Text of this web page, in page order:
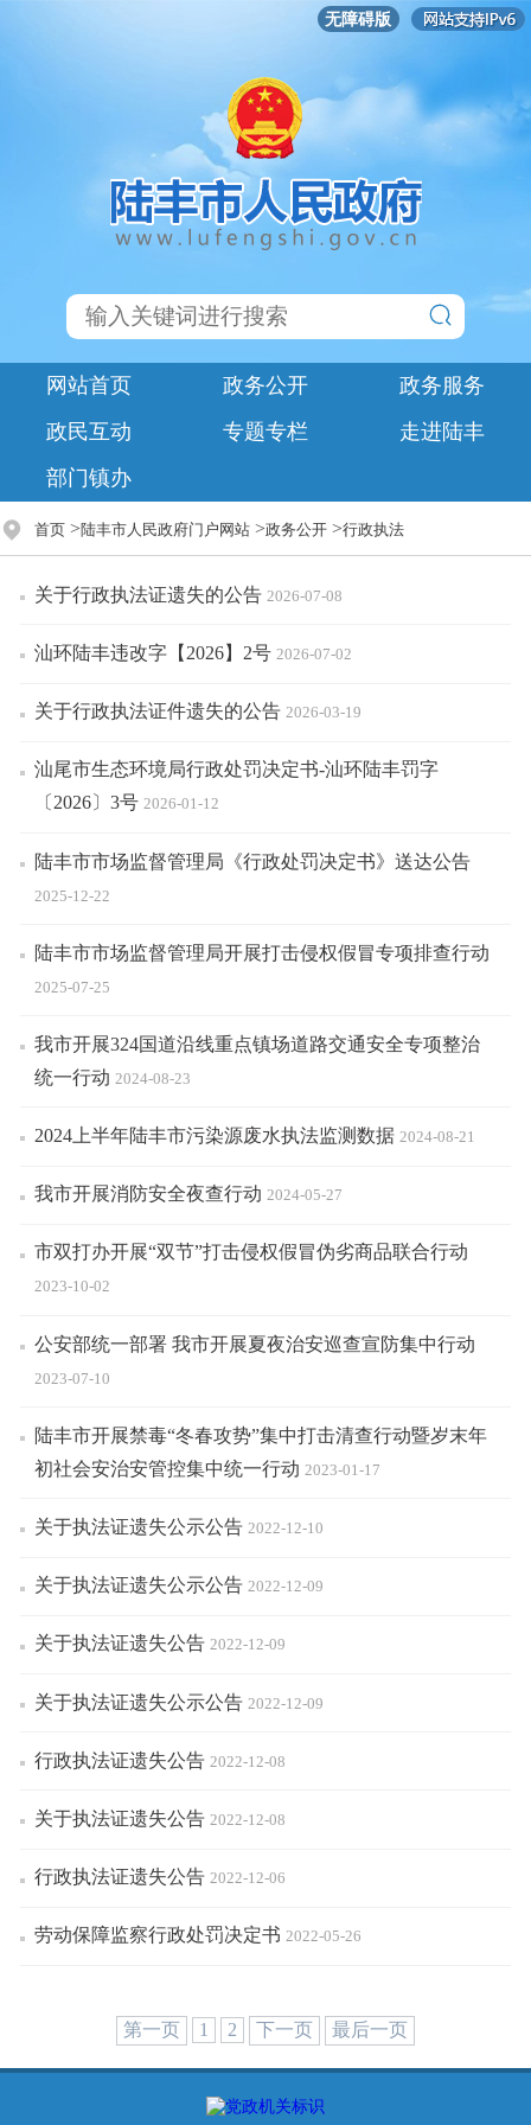
无障碍版
网站首页 政务公开
政务服务
政民互动
专题专栏
走进陆丰
部门镇办
首页>陆丰市人民政府门户网站>政务公开>行政执法
关于行政执法证遗失的公告 2026-07-08
汕环陆丰违改字【2026】2号 2026-07-02
关于行政执法证件遗失的公告 2026-03-19
汕尾市生态环境局行政处罚决定书-汕环陆丰罚字
〔2026〕3号 2026-01-12
陆丰市市场监督管理局《行政处罚决定书》送达公告
2025-12-22
陆丰市市场监督管理局开展打击侵权假冒专项排查行动
2025-07-25
我市开展324国道沿线重点镇场道路交通安全专项整治
统一行动 2024-08-23
2024上半年陆丰市污染源废水执法监测数据 2024-08-21
我市开展消防安全夜查行动 2024-05-27
市双打办开展“双节”打击侵权假冒伪劣商品联合行动
2023-10-02
公安部统一部署 我市开展夏夜治安巡查宣防集中行动
2023-07-10
陆丰市开展禁毒“冬春攻势”集中打击清查行动暨岁末年
初社会安治安管控集中统一行动 2023-01-17
关于执法证遗失公示公告 2022-12-10
关于执法证遗失公示公告 2022-12-09
关于执法证遗失公告 2022-12-09
关于执法证遗失公示公告 2022-12-09
行政执法证遗失公告 2022-12-08
关于执法证遗失公告 2022-12-08
行政执法证遗失公告 2022-12-06
劳动保障监察行政处罚决定书 2022-05-26
第一页 1 2 下一页 最后一页